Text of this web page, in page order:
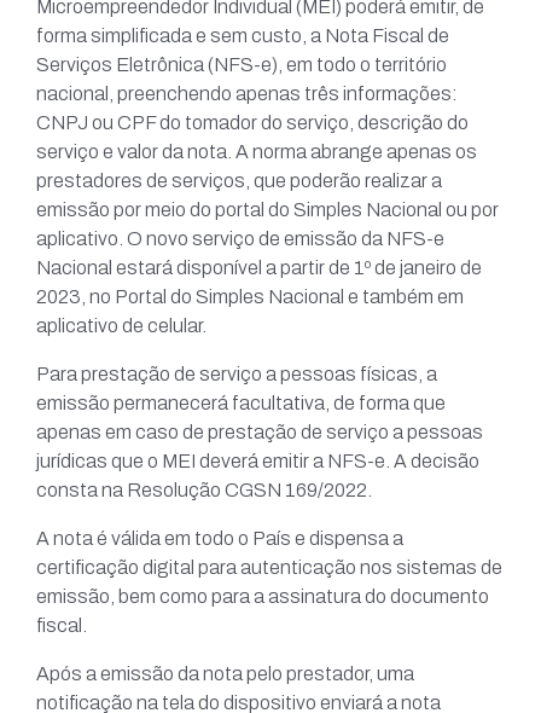
Microempreendedor Individual (MEI) poderá emitir, de
forma simplificada e sem custo, a Nota Fiscal de
Serviços Eletrônica (NFS-e), em todo o território
nacional, preenchendo apenas três informações:
CNPJ ou CPF do tomador do serviço, descrição do
serviço e valor da nota. A norma abrange apenas os
prestadores de serviços, que poderão realizar a
emissão por meio do portal do Simples Nacional ou por
aplicativo. O novo serviço de emissão da NFS-e
Nacional estará disponível a partir de 1º de janeiro de
2023, no Portal do Simples Nacional e também em
aplicativo de celular.
Para prestação de serviço a pessoas físicas, a
emissão permanecerá facultativa, de forma que
apenas em caso de prestação de serviço a pessoas
jurídicas que o MEI deverá emitir a NFS-e. A decisão
consta na Resolução CGSN 169/2022.
A nota é válida em todo o País e dispensa a
certificação digital para autenticação nos sistemas de
emissão, bem como para a assinatura do documento
fiscal.
Após a emissão da nota pelo prestador, uma
notificação na tela do dispositivo enviará a nota